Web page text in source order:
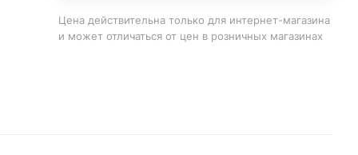
Цена действительна только для интернет-магазина
и может отличаться от цен в розничных магазинах